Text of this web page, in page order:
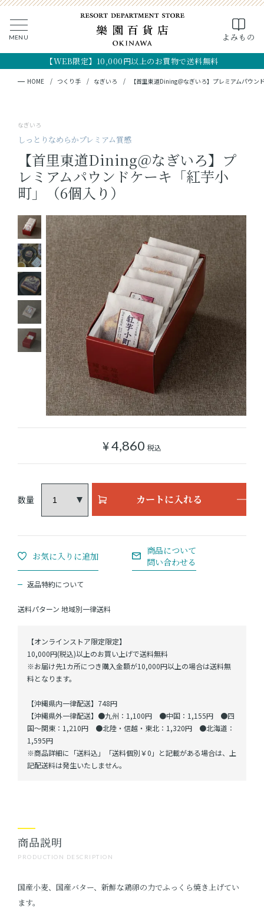
MENU よみもの
【WEB限定】10,000円以上のお買物で送料無料
CLOSE
検索
キーワード検索
MY PAGE CART
全ての商品
フード
クラフト
コスメ・アロマ
つくり手
OKINAWA the RYUKYU
ショッピングガイド
よみもの
実店舗のご案内
樂園百貨店について
HOME つくり手 なぎいろ 【首里東道Dining＠なぎいろ】プレミアムパウ
なぎいろ
しっとりなめらかプレミアム質感
【首里東道Dining＠なぎいろ】プ
レミアムパウンドケーキ「紅芋小
町」（6個入り）
¥4,860 税込
送料パターン 地域別一律送料
カートに入れる
返品特約について
【オンラインストア限定限定】
10,000円(税込)以上のお買い上げで送料無料
※お届け先1カ所につき購入金額が10,000円以上の場合は送料無
料となります。
【沖縄県内一律配送】748円
【沖縄県外一律配送】●九州：1,100円 ●中国：1,155円 ●四
国～関東：1,210円 ●北陸・信越・東北：1,320円 ●北海道：
1,595円
※商品詳細に「送料込」「送料個別￥0」と記載がある場合は、上
記配送料は発生いたしません。
PRODUCTION DESCRIPTION
商品説明
国産小麦、国産バター、新鮮な鶏卵の力でふっくら焼き上げてい
ます。